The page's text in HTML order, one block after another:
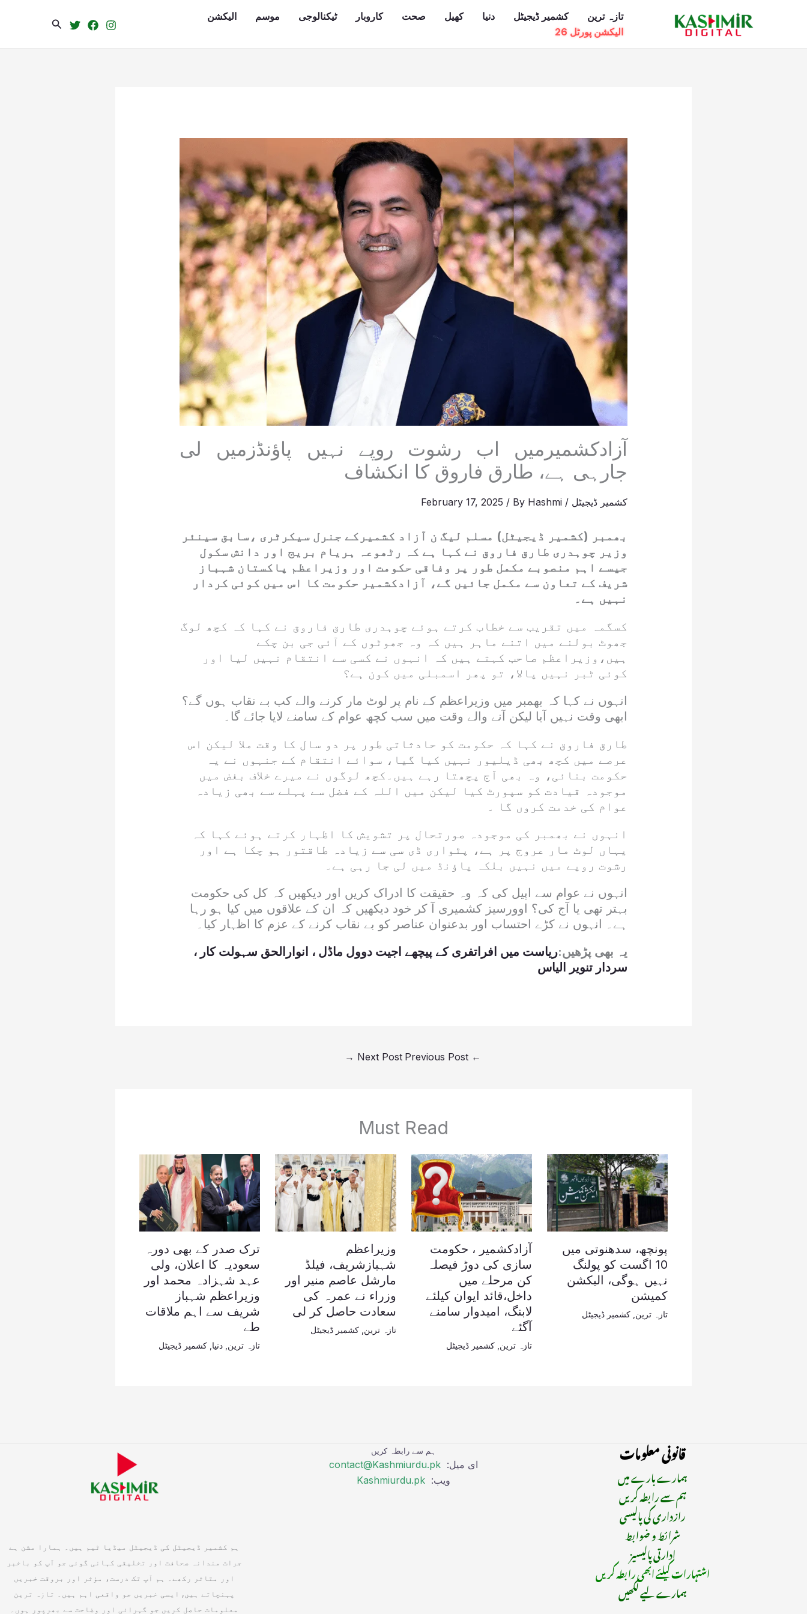
تازہ ترین کشمیر ڈیجیٹل دنیا کھیل صحت کاروبار ٹیکنالوجی موسم
الیکشن
الیکشن پورٹل 26
Search
آزادکشمیرمیں اب رشوت روپے نہیں پاؤنڈزمیں لی
جارہی ہے، طارق فاروق کا انکشاف
کشمیر ڈیجیٹل /
February 17, 2025 / By Hashmi
بھمبر (کشمیر ڈیجیٹل) مسلم لیگ ن آزاد کشمیرکے جنرل سیکرٹری ،سابق سینئر
وزیر چوہدری طارق فاروق نے کہا ہے کہ رٹھوعہ ہریام بریج اور دانش سکول
جیسے اہم منصوبے مکمل طور پر وفاقی حکومت اور وزیراعظم پاکستان شہباز
شریف کے تعاون سے مکمل جائیں گے، آزادکشمیر حکومت کا اس میں کوئی کردار
نہیں ہے۔
کسگمہ میں تقریب سے خطاب کرتے ہوئے چوہدری طارق فاروق نے کہا کہ کچھ لوگ
جھوٹ بولنے میں اتنے ماہر ہیں کہ وہ جھوٹوں کے آئی جی بن چکے
ہیں،وزیراعظم صاحب کہتے ہیں کہ انہوں نے کسی سے انتقام نہیں لیا اور
کوئی ٹبر نہیں پالا، تو پھر اسمبلی میں کون ہے؟
انہوں نے کہا کہ بھمبر میں وزیراعظم کے نام پر لوٹ مار کرنے والے کب بے نقاب ہوں گے؟
ابھی وقت نہیں آیا لیکن آنے والے وقت میں سب کچھ عوام کے سامنے لایا جائے گا۔
طارق فاروق نے کہا کہ حکومت کو حادثاتی طور پر دو سال کا وقت ملا لیکن اس
عرصے میں کچھ بھی ڈیلیور نہیں کیا گیا، سوائے انتقام کے جنہوں نے یہ
حکومت بنائی، وہ بھی آج پچھتا رہے ہیں۔کچھ لوگوں نے میرے خلاف بغض میں
موجودہ قیادت کو سپورٹ کیا لیکن میں اللہ کے فضل سے پہلے سے بھی زیادہ
عوام کی خدمت کروں گا ۔
انہوں نے بھمبر کی موجودہ صورتحال پر تشویش کا اظہار کرتے ہوئے کہا کہ
یہاں لوٹ مار عروج پر ہے، پٹواری ڈی سی سے زیادہ طاقتور ہو چکا ہے اور
رشوت روپے میں نہیں بلکہ پاؤنڈ میں لی جا رہی ہے۔
انہوں نے عوام سے اپیل کی کہ وہ حقیقت کا ادراک کریں اور دیکھیں کہ کل کی حکومت
بہتر تھی یا آج کی؟ اوورسیز کشمیری آ کر خود دیکھیں کہ ان کے علاقوں میں کیا ہو رہا
ہے۔ انہوں نے کڑے احتساب اور بدعنوان عناصر کو بے نقاب کرنے کے عزم کا اظہار کیا۔
یہ بھی پڑھیں:ریاست میں افراتفری کے پیچھے اجیت دوول ماڈل ، انوارالحق سہولت کار ،
سردار تنویر الیاس
←
Next Post
→
Must Read
پونچھ، سدھنوتی میں
10 اگست کو پولنگ
نہیں ہوگی، الیکشن
کمیشن
تازہ ترین کشمیر ڈیجیٹل
آزادکشمیر ، حکومت
سازی کی دوڑ فیصلہ
کن مرحلے میں
داخل،قائد ایوان کیلئے
لابنگ، امیدوار سامنے
آگئے
تازہ ترین ,کشمیر ڈیجیٹل
وزیراعظم
شہبازشریف، فیلڈ
مارشل عاصم منیر اور
وزراء نے عمرہ کی
سعادت حاصل کر لی
تازہ ترین ,کشمیر ڈیجیٹل
ترک صدر کے بھی دورہ
سعودیہ کا اعلان، ولی
عہد شہزادہ محمد اور
وزیراعظم شہباز
شریف سے اہم ملاقات
طے
تازہ ترین دنیا کشمیر ڈیجیٹل
قانونی معلومات
ہمارے بارے میں
ہم سے رابطہ کریں
رازداری کی پالیسی
شرائط و ضوابط
ادارتی پالیسیز
اشتہارات کیلئے ابھی رابطہ کریں
ہمارے لیے لکھیں
ہم سے رابطہ کریں
ای میل: contact@Kashmiurdu.pk
ویب: Kashmiurdu.pk
ہم کشمیر ڈیجیٹل کی ڈیجیٹل میڈیا ٹیم ہیں۔ ہمارا مشن ہے
جرات مندانہ صحافت اور تخلیقی کہانی گوئی جو آپ کو باخبر
اور متاثر رکھے۔ ہم آپ تک درست، مؤثر اور بروقت خبریں
پہنچاتے ہیں, ایسی خبریں جو واقعی اہم ہیں۔ تازہ ترین
معلومات حاصل کریں جو گہرائی اور وضاحت سے بھرپور ہوں۔